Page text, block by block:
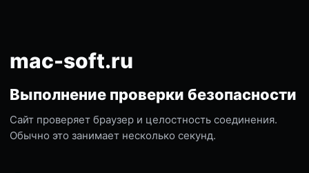
mac-soft.ru
Выполнение проверки безопасности
Сайт проверяет браузер и целостность соединения.
Обычно это занимает несколько секунд.